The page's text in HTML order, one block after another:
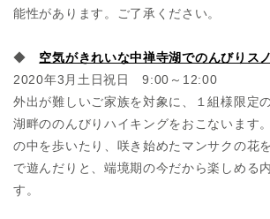
能性があります。ご了承ください。
◆ 空気がきれいな中禅寺湖でのんびりス
2020年3月土日祝日 9:00～12:00
外出が難しいご家族を対象に、１組様限定
湖畔ののんびりハイキングをおこないます
の中を歩いたり、咲き始めたマンサクの花
で遊んだりと、端境期の今だから楽しめる
す。